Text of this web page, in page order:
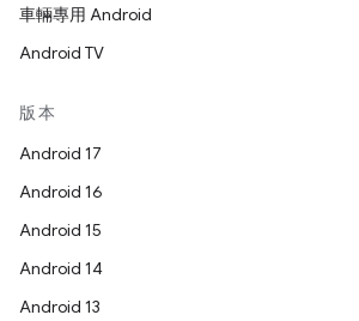
車輛專用 Android
Android TV
版本
Android 17
Android 16
Android 15
Android 14
Android 13